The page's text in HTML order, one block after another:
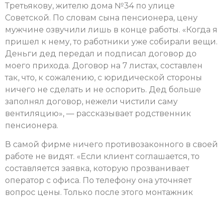
Третьякову, жителю дома №34 по улице
Советской. По словам сына пенсионера, цену
мужчине озвучили лишь в конце работы. «Когда я
пришел к нему, то работники уже собирали вещи.
Деньги дед передал и подписал договор до
моего прихода. Договор на 7 листах, составлен
так, что, к сожалению, с юридической стороны
ничего не сделать и не оспорить. Дед больше
заполнял договор, нежели чистили саму
вентиляцию», — рассказывает родственник
пенсионера.
В самой фирме ничего противозаконного в своей
работе не видят. «Если клиент соглашается, то
составляется заявка, которую прозванивает
оператор с офиса. По телефону она уточняет
вопрос цены. Только после этого монтажник